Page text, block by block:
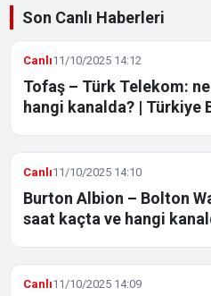
Son Canlı Haberleri
Canlı11/10/2025 14:12
Tofaş – Türk Telekom:
hangi kanalda? | Türkiye
Canlı11/10/2025 14:10
Burton Albion – Bolton
saat kaçta ve hangi
Canlı11/10/2025 14:09